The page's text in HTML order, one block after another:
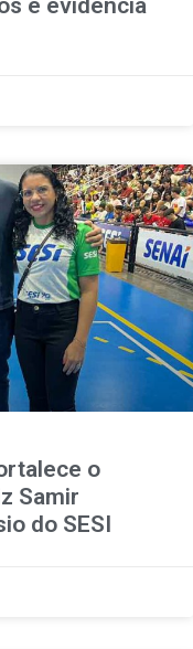
e evidencia
o
Samir
do SESI